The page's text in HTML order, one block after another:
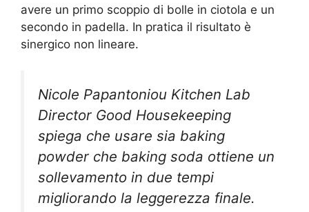
avere un primo scoppio di bolle in ciotola e un
secondo in padella. In pratica il risultato è
sinergico non lineare.
Nicole Papantoniou Kitchen Lab
Director Good Housekeeping
spiega che usare sia baking
powder che baking soda ottiene un
sollevamento in due tempi
migliorando la leggerezza finale.